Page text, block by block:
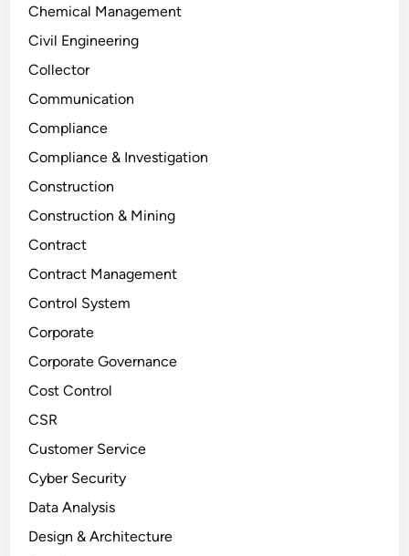
Chemical Management
Civil Engineering
Collector
Communication
Compliance
Compliance & Investigation
Construction
Construction & Mining
Contract
Contract Management
Control System
Corporate
Corporate Governance
Cost Control
CSR
Customer Service
Cyber Security
Data Analysis
Design & Architecture